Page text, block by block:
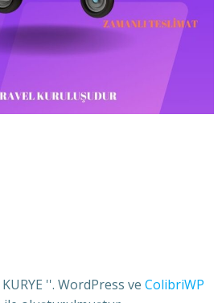
''. WordPress ve ColibriWP